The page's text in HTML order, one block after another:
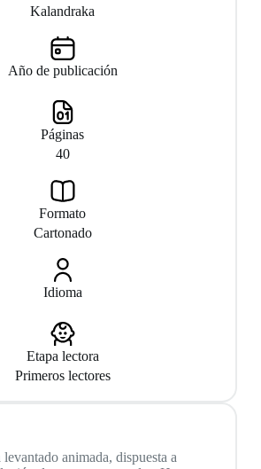
Kalandraka
Año de publicación
Páginas
40
Formato
Cartonado
Idioma
Etapa lectora
Primeros lectores
animada, dispuesta a